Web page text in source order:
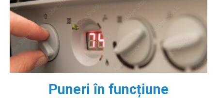
Puneri în funcțiune